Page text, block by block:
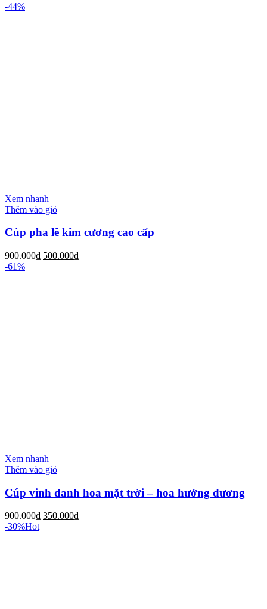
-44%
Xem nhanh
Thêm vào giỏ
Cúp pha lê kim cương cao cấp
900.000₫ 500.000₫
-61%
Xem nhanh
Thêm vào giỏ
Cúp vinh danh hoa mặt trời – hoa hướng dương
900.000₫ 350.000₫
-30%Hot